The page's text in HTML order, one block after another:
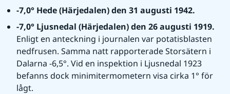
-7,0° Hede (Härjedalen) den 31 augusti 1942.
Enligt en anteckning i journalen var potatisblasten
nedfrusen. Samma natt rapporterade Storsätern i
Dalarna -6,5°. Vid en inspektion i Ljusnedal 1923
befanns dock minimitermometern visa cirka 1° för
lågt.